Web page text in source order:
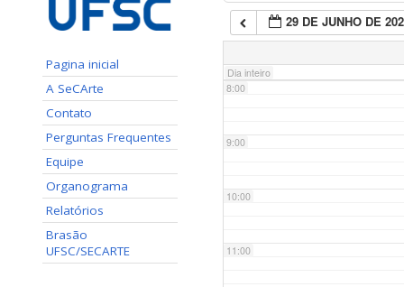
Pagina inicial
A SeCArte
Contato
Perguntas Frequentes
Equipe
Organograma
Relatórios
Brasão
UFSC/SECARTE
29 DE JUNHO DE
Dia inteiro
7:00
8:00
9:00
10:00
11:00